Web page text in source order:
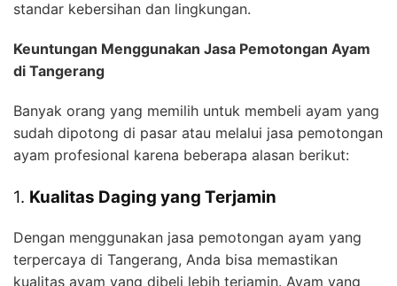
standar kebersihan dan lingkungan.
Keuntungan Menggunakan Jasa Pemotongan Ayam
di Tangerang
Banyak orang yang memilih untuk membeli ayam yang
sudah dipotong di pasar atau melalui jasa pemotongan
ayam profesional karena beberapa alasan berikut:
1. Kualitas Daging yang Terjamin
Dengan menggunakan jasa pemotongan ayam yang
terpercaya di Tangerang, Anda bisa memastikan
kualitas ayam yang dibeli lebih terjamin. Ayam yang